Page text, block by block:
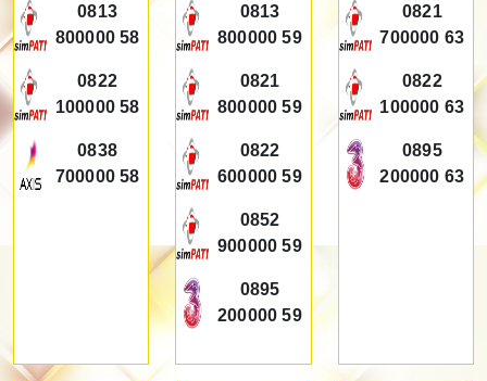
0813
800000 58
0822
100000 58
0838
700000 58
0813
800000 59
0821
800000 59
0822
600000 59
0852
900000 59
0895
200000 59
0821
700000 63
0822
100000 63
0895
200000 63